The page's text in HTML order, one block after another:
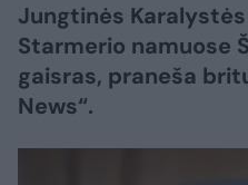
Jungtinės
Starmerio namuose
gaisras, praneša
News“.